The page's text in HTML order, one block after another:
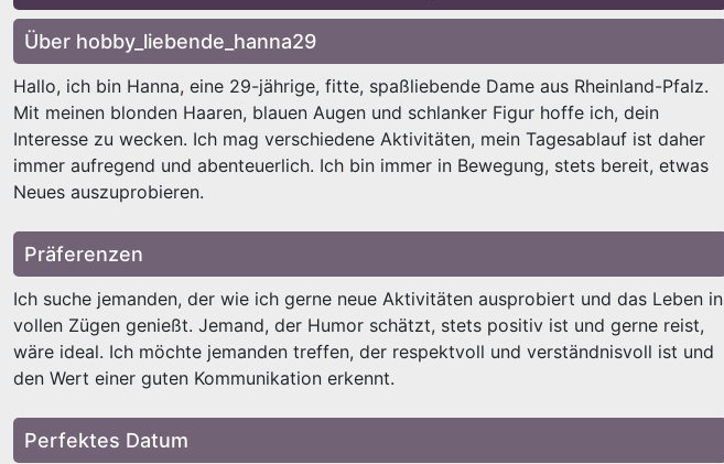
Über hobby_liebende_hanna29
Hallo, ich bin Hanna, eine 29-jährige, fitte, spaßliebende Dame aus Rheinland-Pfalz.
Mit meinen blonden Haaren, blauen Augen und schlanker Figur hoffe ich, dein
Interesse zu wecken. Ich mag verschiedene Aktivitäten, mein Tagesablauf ist daher
immer aufregend und abenteuerlich. Ich bin immer in Bewegung, stets bereit, etwas
Neues auszuprobieren.
Präferenzen
Ich suche jemanden, der wie ich gerne neue Aktivitäten ausprobiert und das Leben in
vollen Zügen genießt. Jemand, der Humor schätzt, stets positiv ist und gerne reist,
wäre ideal. Ich möchte jemanden treffen, der respektvoll und verständnisvoll ist und
den Wert einer guten Kommunikation erkennt.
Perfektes Datum